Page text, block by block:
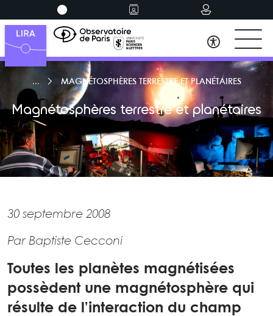
MAGNÉTOSPHÈRES TERRESTRE ET PLANÉTAIRES
Magnétosphères terrestre et planétaires
30 septembre 2008
Par Baptiste Cecconi
Toutes les planètes magnétisées
possèdent une magnétosphère qui
résulte de l’interaction du champ